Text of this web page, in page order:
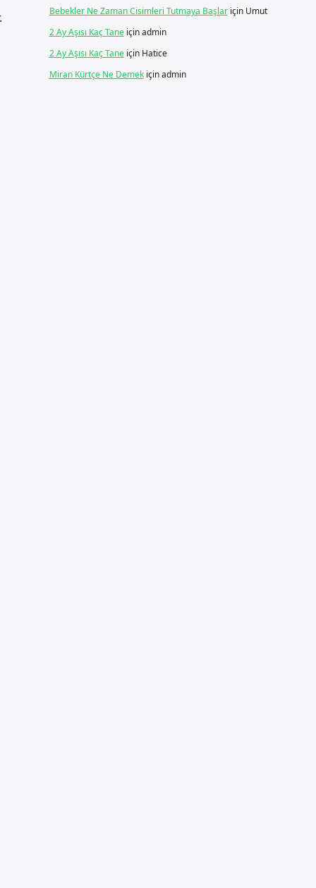
Bebekler Ne Zaman Cisimleri Tutmaya Başlariçin Umut
2 Ay Aşısı Kaç Taneiçinadmin
2 Ay Aşısı Kaç Taneiçin Hatice
Miran Kürtçe Ne Demekiçinadmin